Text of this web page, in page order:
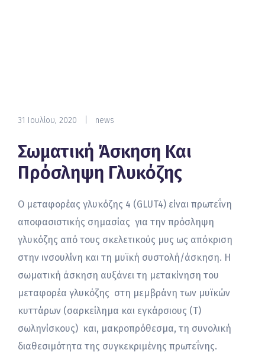
31 Ιουλίου, 2020 news
Σωματική Άσκηση Και
Πρόσληψη Γλυκόζης
Ο μεταφορέας γλυκόζης 4 (GLUT4) είναι πρωτεΐνη
αποφασιστικής σημασίας για την πρόσληψη
γλυκόζης από τους σκελετικούς μυς ως απόκριση
στην ινσουλίνη και τη μυϊκή συστολή/άσκηση. Η
σωματική άσκηση αυξάνει τη μετακίνηση του
μεταφορέα γλυκόζης στη μεμβράνη των μυϊκών
κυττάρων (σαρκείλημα και εγκάρσιους (Τ)
σωληνίσκους) και, μακροπρόθεσμα, τη συνολική
διαθεσιμότητα της συγκεκριμένης πρωτεΐνης.